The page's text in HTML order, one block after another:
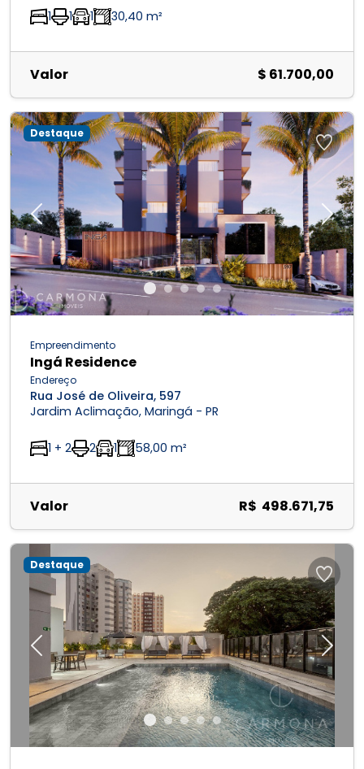
1 1 1 30,40 m²
Valor $ 61.700,00
Previous Next
Destaque
Empreendimento
Ingá Residence
Endereço
Rua José de Oliveira, 597
Jardim Aclimação, Maringá - PR
1 + 2 2 1 58,00 m²
Valor R$ 498.671,75
Previous Next
Destaque